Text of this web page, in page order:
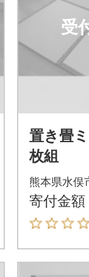
受
置き畳
枚組
熊本県水俣
寄付金額